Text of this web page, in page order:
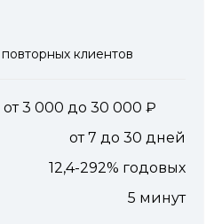
клиентов
от 3 000 до 30 000
от 7 до 30 дней
12,4-292% годовых
5 минут